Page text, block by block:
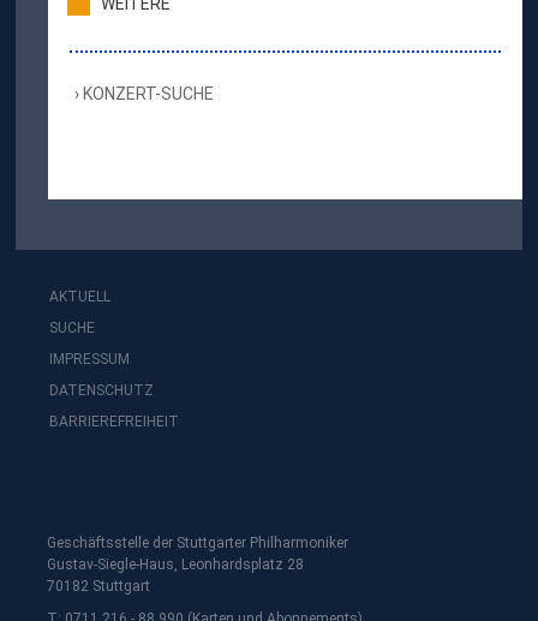
KONZERT-SUCHE
AKTUELL
SUCHE
IMPRESSUM
DATENSCHUTZ
BARRIEREFREIHEIT
Geschäftsstelle der Stuttgarter Philharmoniker
Gustav-Siegle-Haus, Leonhardsplatz 28
70182 Stuttgart